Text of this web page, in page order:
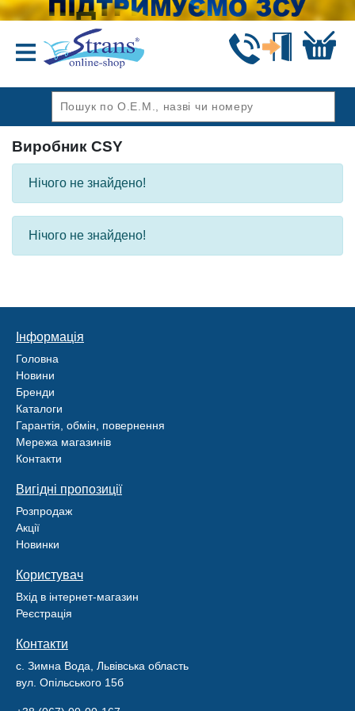
Виробник CSY
Нічого не знайдено!
Нічого не знайдено!
Інформація
Головна
Новини
Бренди
Каталоги
Гарантія, обмін, повернення
Мережа магазинів
Контакти
Вигідні пропозиції
Розпродаж
Акції
Новинки
Користувач
Вхід в інтернет-магазин
Реєстрація
Контакти
с. Зимна Вода, Львівська область
вул. Опільського 15б